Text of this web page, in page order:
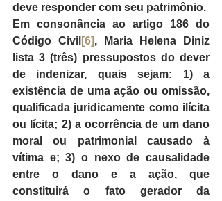
deve responder com seu patrimônio.
Em consonância ao artigo 186 do
Código Civil [6], Maria Helena Diniz
lista 3 (três) pressupostos do dever
de indenizar, quais sejam: 1) a
existência de uma ação ou omissão,
qualificada juridicamente como ilícita
ou lícita; 2) a ocorrência de um dano
moral ou patrimonial causado à
vítima e; 3) o nexo de causalidade
entre o dano e a ação, que
constituirá o fato gerador da